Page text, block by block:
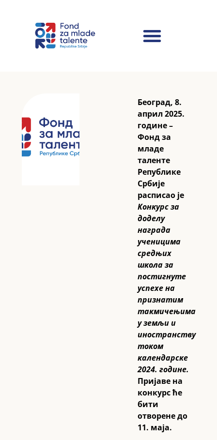
Београд, 8.
април 2025.
године –
Фонд за
младе
таленте
Републике
Србије
расписао је
Конкурс за
доделу
награда
ученицима
средњих
школа за
постигнуте
успехе на
признатим
такмичењима
у земљи и
иностранству
током
календарске
2024. године.
Пријаве на
конкурс ће
бити
отворене до
11. маја.